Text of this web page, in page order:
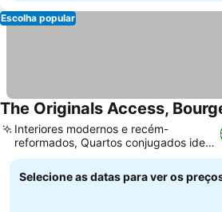
Escolha popular
The Originals Access,
Interiores modernos e recém-
reformados, Quartos conjugados ideais
para famílias
Selecione as datas para ver os